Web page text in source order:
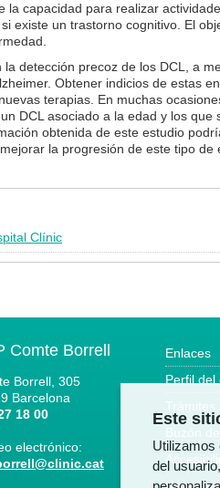
la capacidad para realizar
existe un trastorno cognitivo. El
detección precoz de los DCL, a
Obtener indicios de estas
terapias. En muchas
DCL asociado a la edad y los
obtenida de este estudio
la progresión de este tipo de
Clínic
Comte Borrell
Borrell, 305
Barcelona
18 00
electrónico:
Enlaces
Perfil del
Trámites
Buzón
Este
Utilizamos
del